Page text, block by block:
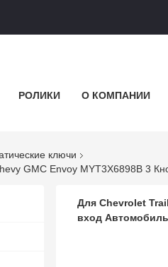
РОЛИКИ О КОМПАНИИ
ключи
GMC Envoy MYT3X6898B 3
Для Chevrolet
вход